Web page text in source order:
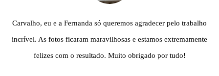
Carvalho, eu e a Fernanda só queremos agradecer pelo trabalho
incrível. As fotos ficaram maravilhosas e estamos extremamente
felizes com o resultado. Muito obrigado por tudo!